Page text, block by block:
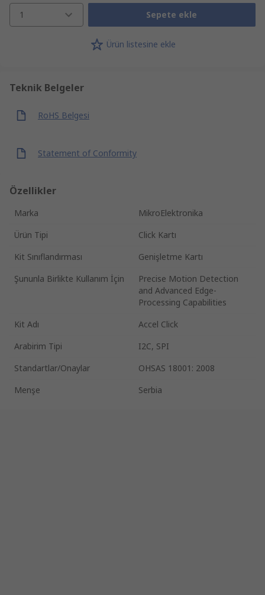
1 Sepete ekle
Ürün listesine ekle
Teknik Belgeler
RoHS Belgesi
Statement of Conformity
Özellikler
Marka
MikroElektronika
Ürün Tipi
Click Kartı
Kit Sınıflandırması
Genişletme Kartı
Şununla Birlikte Kullanım İçin
Precise Motion Detection
and Advanced Edge-
Processing Capabilities
Kit Adı
Accel Click
Arabirim Tipi
I2C, SPI
Standartlar/Onaylar
OHSAS 18001: 2008
Menşe
Serbia